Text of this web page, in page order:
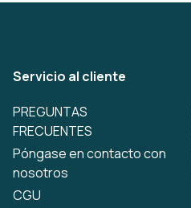
Servicio al cliente
PREGUNTAS
FRECUENTES
Póngase en contacto con
nosotros
CGU